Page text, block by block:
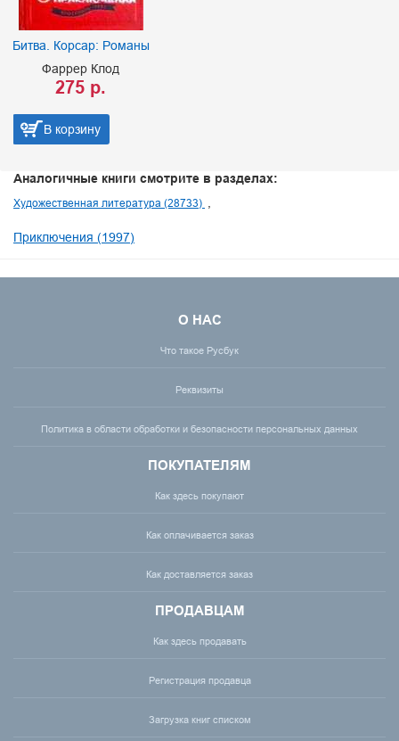
Битва. Корсар: Романы
Фаррер Клод
275 р.
В корзину
Аналогичные книги смотрите в разделах:
Художественная литература (28733)
Приключения (1997)
О НАС
Что такое Русбук
Реквизиты
Политика в области обработки и безопасности персональных данных
ПОКУПАТЕЛЯМ
Как здесь покупают
Как оплачивается заказ
Как доставляется заказ
ПРОДАВЦАМ
Как здесь продавать
Регистрация продавца
Загрузка книг списком